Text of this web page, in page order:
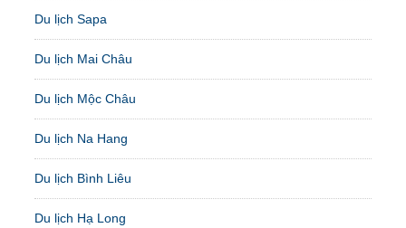
Du lịch Sapa
Du lịch Mai Châu
Du lịch Mộc Châu
Du lịch Na Hang
Du lịch Bình Liêu
Du lịch Hạ Long